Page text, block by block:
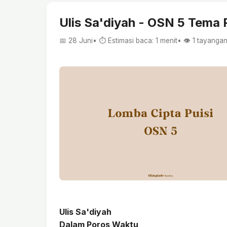
Ulis Sa'diyah - OSN 5 Tema
📅 28 Juni• ⏱ Estimasi baca: 1 menit• 👁️ 1 tayangan
Ulis Sa'diyah
Dalam Poros Waktu